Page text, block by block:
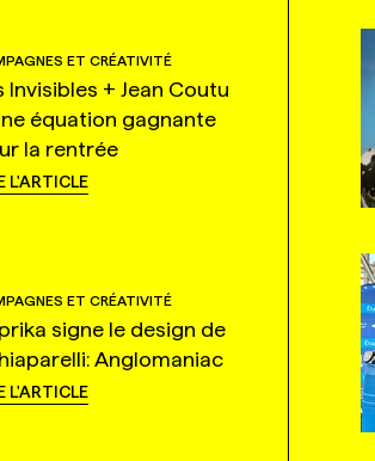
ET CRÉATIVITÉ
Invisibles + Jean Coutu
équation gagnante
la rentrée
L'ARTICLE
ET CRÉATIVITÉ
signe le design de
Anglomaniac
L'ARTICLE